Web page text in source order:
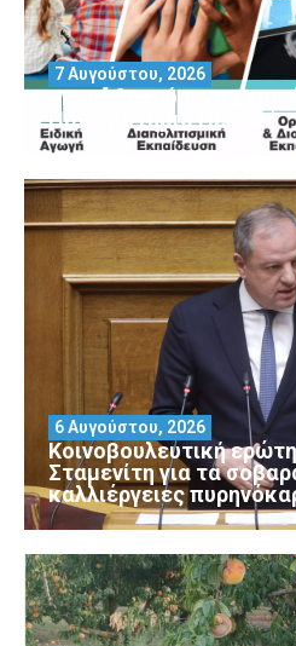
Μοριοδοτούμενα
Πανεπιστήμιο Πειραιά
7 Αυγούστου, 2026
Κοινοβουλευτική
Σταμενίτη για τα
καλλιέργειες
6 Αυγούστου, 2026